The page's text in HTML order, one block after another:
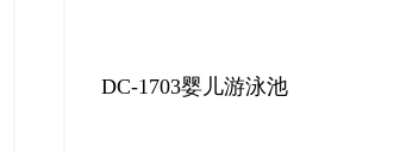
DC-1703婴儿游泳池